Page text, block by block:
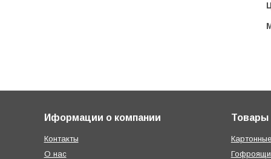
Иформации о компании
Контакты
О нас
Товары